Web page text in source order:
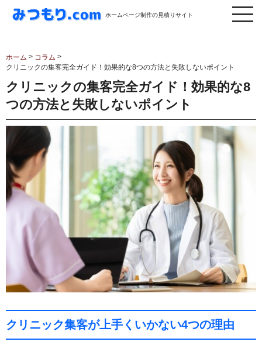
ホームページ制作の見積りサイト
ホーム > コラム >
クリニックの集客完全ガイド！効果的な8つの方法と失敗しないポイント
クリニックの集客完全ガイド！効果的な8
つの方法と失敗しないポイント
クリニック集客が上手くいかない4つの理由